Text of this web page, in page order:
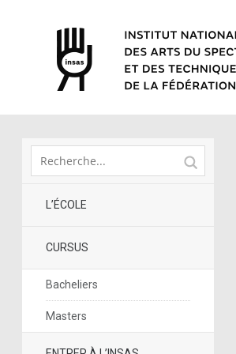
L’ÉCOLE
CURSUS
Bacheliers
Masters